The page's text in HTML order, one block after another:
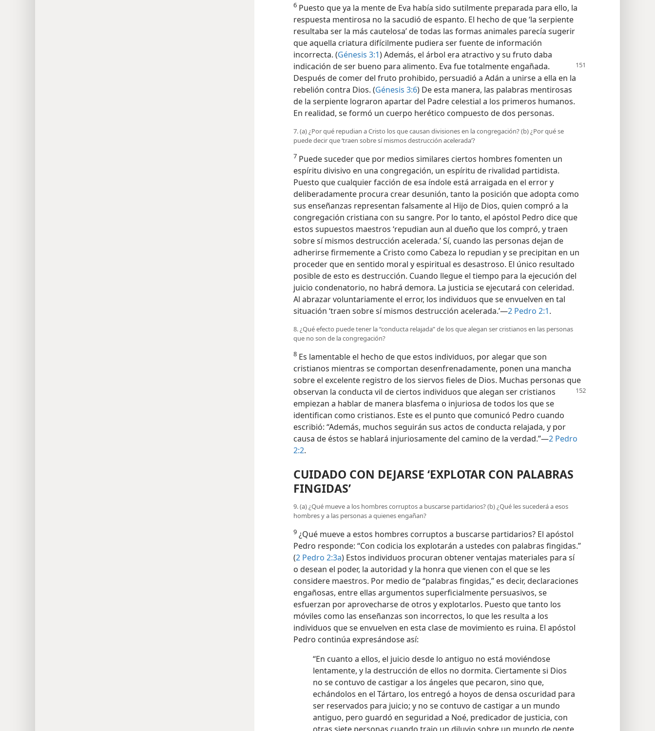
6 Puesto que ya la mente de Eva había sido sutilmente preparada para ello, la
respuesta mentirosa no la sacudió de espanto. El hecho de que ‘la serpiente
resultaba ser la más cautelosa’ de todas las formas animales parecía sugerir
que aquella criatura difícilmente pudiera ser fuente de información
incorrecta. (Génesis 3:1) Además, el árbol era atractivo y su fruto daba
indicación de ser bueno para alimento. Eva fue totalmente engañada.
Después de comer del fruto prohibido, persuadió a Adán a unirse a ella en la
rebelión contra Dios. (Génesis 3:6) De esta manera, las palabras mentirosas
de la serpiente lograron apartar del Padre celestial a los primeros humanos.
En realidad, se formó un cuerpo herético compuesto de dos personas.
7. (a) ¿Por qué repudian a Cristo los que causan divisiones en la congregación? (b) ¿Por qué se
puede decir que ‘traen sobre sí mismos destrucción acelerada’?
7 Puede suceder que por medios similares ciertos hombres fomenten un
espíritu divisivo en una congregación, un espíritu de rivalidad partidista.
Puesto que cualquier facción de esa índole está arraigada en el error y
deliberadamente procura crear desunión, tanto la posición que adopta como
sus enseñanzas representan falsamente al Hijo de Dios, quien compró a la
congregación cristiana con su sangre. Por lo tanto, el apóstol Pedro dice que
estos supuestos maestros ‘repudian aun al dueño que los compró, y traen
sobre sí mismos destrucción acelerada.’ Sí, cuando las personas dejan de
adherirse firmemente a Cristo como Cabeza lo repudian y se precipitan en un
proceder que en sentido moral y espiritual es desastroso. El único resultado
posible de esto es destrucción. Cuando llegue el tiempo para la ejecución del
juicio condenatorio, no habrá demora. La justicia se ejecutará con celeridad.
Al abrazar voluntariamente el error, los individuos que se envuelven en tal
situación ‘traen sobre sí mismos destrucción acelerada.’—2 Pedro 2:1.
8. ¿Qué efecto puede tener la “conducta relajada” de los que alegan ser cristianos en las personas
que no son de la congregación?
8 Es lamentable el hecho de que estos individuos, por alegar que son
cristianos mientras se comportan desenfrenadamente, ponen una mancha
sobre el excelente registro de los siervos fieles de Dios. Muchas personas que
observan la conducta vil de ciertos individuos que alegan ser cristianos
empiezan a hablar de manera blasfema o injuriosa de todos los que se
identifican como cristianos. Este es el punto que comunicó Pedro cuando
escribió: “Además, muchos seguirán sus actos de conducta relajada, y por
causa de éstos se hablará injuriosamente del camino de la verdad.”—2 Pedro
2:2.
CUIDADO CON DEJARSE ‘EXPLOTAR CON PALABRAS
FINGIDAS’
9. (a) ¿Qué mueve a los hombres corruptos a buscarse partidarios? (b) ¿Qué les sucederá a esos
hombres y a las personas a quienes engañan?
9 ¿Qué mueve a estos hombres corruptos a buscarse partidarios? El apóstol
Pedro responde: “Con codicia los explotarán a ustedes con palabras fingidas.”
(2 Pedro 2:3a) Estos individuos procuran obtener ventajas materiales para sí
o desean el poder, la autoridad y la honra que vienen con el que se les
considere maestros. Por medio de “palabras fingidas,” es decir, declaraciones
engañosas, entre ellas argumentos superficialmente persuasivos, se
esfuerzan por aprovecharse de otros y explotarlos. Puesto que tanto los
móviles como las enseñanzas son incorrectos, lo que les resulta a los
individuos que se envuelven en esta clase de movimiento es ruina. El apóstol
Pedro continúa expresándose así:
“En cuanto a ellos, el juicio desde lo antiguo no está moviéndose
lentamente, y la destrucción de ellos no dormita. Ciertamente si Dios
no se contuvo de castigar a los ángeles que pecaron, sino que,
echándolos en el Tártaro, los entregó a hoyos de densa oscuridad para
ser reservados para juicio; y no se contuvo de castigar a un mundo
antiguo, pero guardó en seguridad a Noé, predicador de justicia, con